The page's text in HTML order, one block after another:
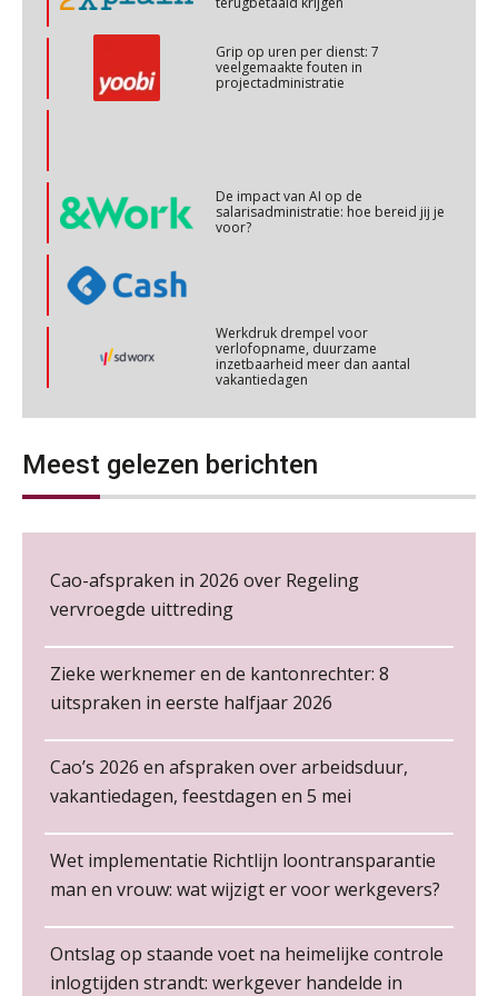
projectadministratie
Aanpassingen Wet toekomst
pensioenen, de tijd dringt!
Wie alles ziet, draagt alles: de
werkvloer
Non-actiefstelling en schorsing: de
regels, de risico’s en de
loondoorbetaling
De mensen achter de loonstrook: in
gesprek met Susan Hendriks
Je helpt klanten met hun
die van jouzelf?
Meest gelezen berichten
Cao-afspraken in 2026 over Regeling
vervroegde uittreding
Zieke werknemer en de kantonrechter: 8
uitspraken in eerste halfjaar 2026
Cao’s 2026 en afspraken over arbeidsduur,
vakantiedagen, feestdagen en 5 mei
Wet implementatie Richtlijn loontransparantie
man en vrouw: wat wijzigt er voor werkgevers?
Ontslag op staande voet na heimelijke controle
inlogtijden strandt: werkgever handelde in
MOCuitgevers
04
Cursus Werkkostenregeling
05
MOCuitgevers
NOV
MOCuitgevers
12
12
NOV
MOCuitgevers
18
NOV
Online cursus Verplichte toepassing cao en pensioen
MOCuitgevers
20
NOV
MOCuitgevers
26
NOV
Online Excel en AI training voor de salarisadministrateur
MOCuitgevers
26
NOV
Cursus Impact en invloed van AI op de salarisverwerking (basis)
MOCuitgevers
HR Officer
PIA Group